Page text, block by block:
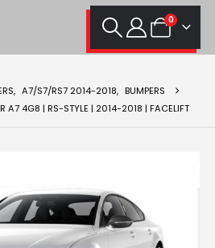
0
, A7/S7/RS7 2014-2018, BUMPERS
A7 4G8 | RS-STYLE | 2014-2018 | FACELIFT